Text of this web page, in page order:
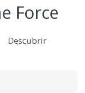
Force
Descubrir